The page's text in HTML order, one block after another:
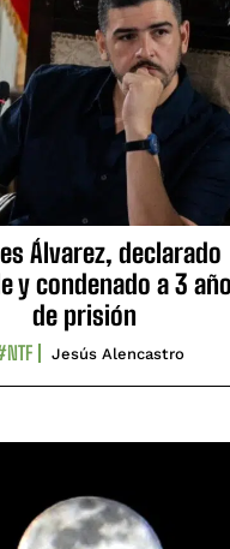
Álvarez, declarado
y condenado a 3
de prisión
Jesús Alencastro